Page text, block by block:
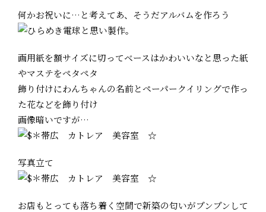
何かお祝いに…と考えてあ、そうだアルバムを作ろう
と思い製作。
画用紙を額サイズに切ってベースはかわいいなと思った紙
やマステをペタペタ
飾り付けにわんちゃんの名前とペーパークイリングで作っ
た花などを飾り付け
画像暗いですが…
写真立て
お店もとっても落ち着く空間で新築の匂いがプンプンして